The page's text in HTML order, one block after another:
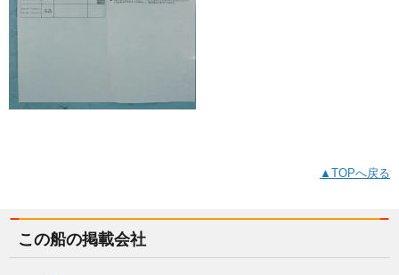
▲TOPへ戻る
この船の掲載会社